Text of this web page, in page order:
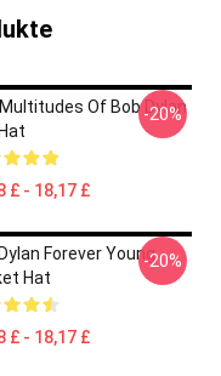
Of Bob Dylan
£ - 18,17 £
-20%
Forever Young
Hat
£ - 18,17 £
-20%